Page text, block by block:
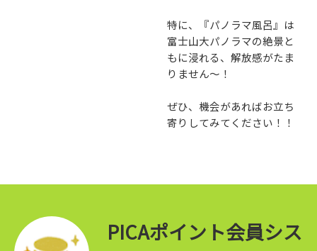
特に、『パノラマ風呂』は
富士山大パノラマの絶景と
もに浸れる、解放感がたま
りません～！
ぜひ、機会があればお立ち
寄りしてみてください！！
PICAポイント会員シス